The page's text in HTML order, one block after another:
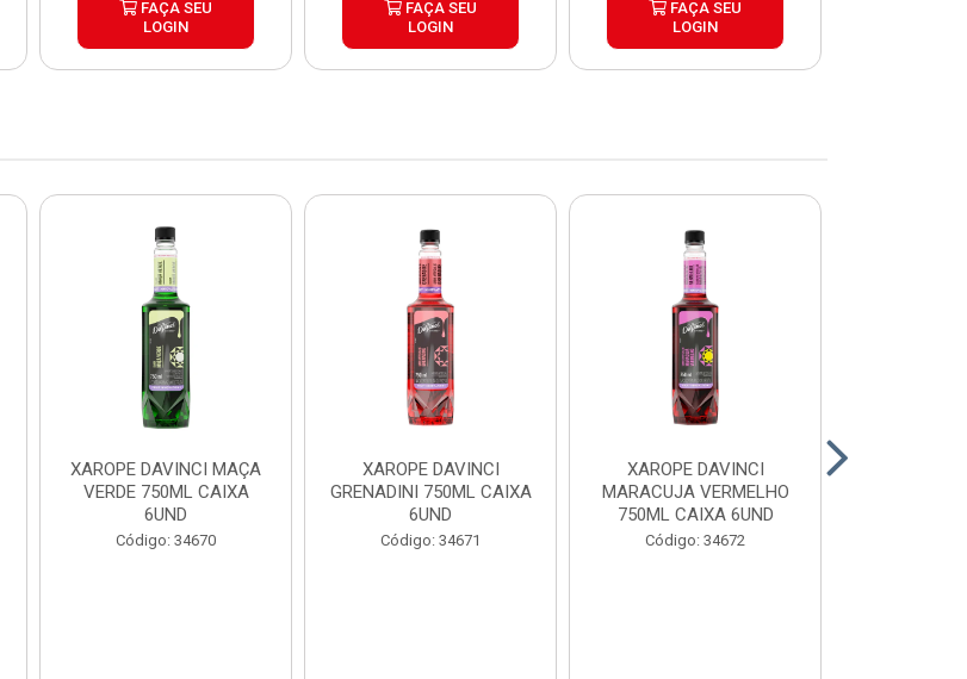
FAÇA SEU
LOGIN
FAÇA SEU
LOGIN
FAÇA SEU
LOGIN
XAROPE DAVINCI MAÇA
VERDE 750ML CAIXA
6UND
Código: 34670
XAROPE DAVINCI
GRENADINI 750ML CAIXA
6UND
Código: 34671
XAROPE DAVINCI
MARACUJA VERMELHO
750ML CAIXA 6UND
Código: 34672